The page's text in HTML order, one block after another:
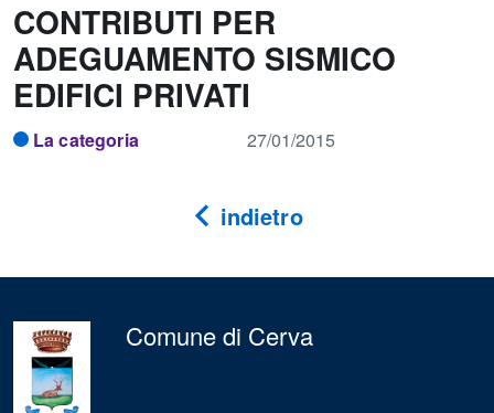
CONTRIBUTI PER
ADEGUAMENTO SISMICO
EDIFICI PRIVATI
La categoria 27/01/2015
indietro
Comune di Cerva